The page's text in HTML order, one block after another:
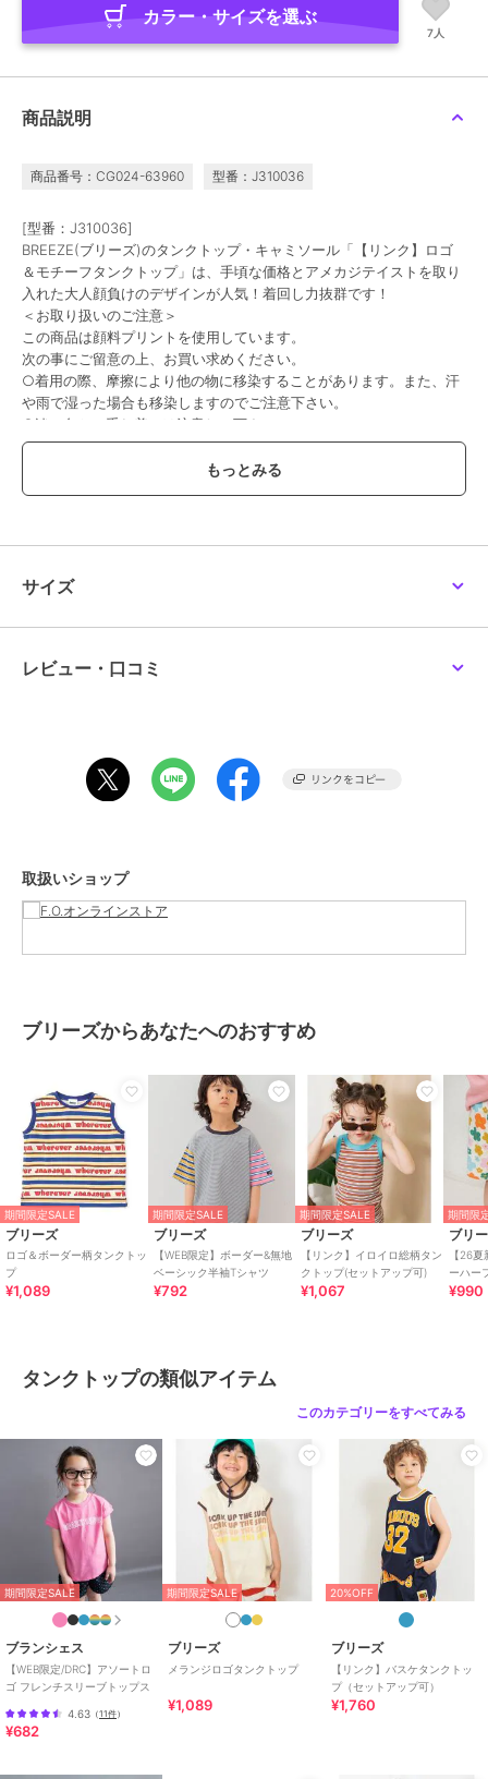
カラー・サイズを選ぶ
7人
商品説明
商品番号：CG024-63960 型番：J310036
[型番：J310036]
BREEZE(ブリーズ)のタンクトップ・キャミソール「【リンク】ロゴ
＆モチーフタンクトップ」は、手頃な価格とアメカジテイストを取り
入れた大人顔負けのデザインが人気！着回し力抜群です！
＜お取り扱いのご注意＞
この商品は顔料プリントを使用しています。
次の事にご留意の上、お買い求めください。
○着用の際、摩擦により他の物に移染することがあります。また、汗
や雨で湿った場合も移染しますのでご注意下さい。
○淡い色との重ね着には注意して下さい。
○洗濯の際、色落ちしますので裏返しにして単品洗いをして下さい。
○他の商品に移染する可能性がありますので濡れたままの放置はお避
け下さい。
です。
【サイズ情報】
120：身丈48 身幅42 肩幅36 袖口幅1.2
130：身丈51 身幅44 肩幅38 袖口幅1.2
期間限定セール開催中
ショップ F.O.オンラインストア
性別タイプ
ボーイズ
トップス
／タンクトップ
トップス ／タンクトップ
カラー
ライム、ブラック、オフホワイ
ト、パープル
サイズ 80,90,100,110,120,130,140
素材
パープル/ライム/ブラック/オフホ
ワイト：天竺
本体：綿100%
衿ぐり・袖ぐり：綿98% ポリウレ
タン2%
お手入れ
40℃を上限に洗濯機で洗濯、デリ
用、漂白剤を使用禁止、色物は同
系の色と
特徴
トップス
綿・コットン素材/
プリント柄/
ノースリーブ / 洗える
/ キャンプ・レジャー
レギュラー丈(トップス)
タンクトップ
綿・コットン素材
綿100％/
ロ
ゴ /プリント柄 /
前面プリント
/ノースリーブ
アウ
サイズ
レビュー・口コミ
取扱いショップ
ブリーズからあなたへのおすすめ
期間限定SALE
ブリーズ
ロゴ＆ボーダー柄タンクトッ
プ
¥1,089
期間限定SALE
ブリーズ
【WEB限定】ボーダー&無地
ベーシック半袖Tシャツ
¥792
期間限定SALE
ブリーズ
【リンク】イロイロ総柄タン
クトップ(セットアップ可)
¥1,067
期間限
ブリ
【26
¥990
タンクトップの類似アイテム
このカテゴリーをすべてみる
期間限定SALE
ブランシェス
【WEB限定/DRC】アソートロ
ゴ フレンチスリーブトップス
4.63 （11件）
¥682
期間限定SALE
ブリーズ
メランジロゴタンクトップ
¥1,089
20%OFF
ブリーズ
【リンク】バスケタンクトッ
プ（セットアップ可）
¥1,760